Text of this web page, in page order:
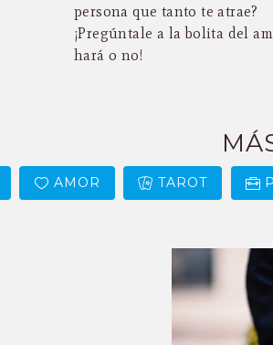
persona que tanto te atrae?
¡Pregúntale a la bolita del
hará o no!
AMOR TAROT